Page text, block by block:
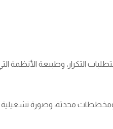
التكرار، وطبيعة الأنظمة
ومخططات محدثة، وصورة تشغيلية